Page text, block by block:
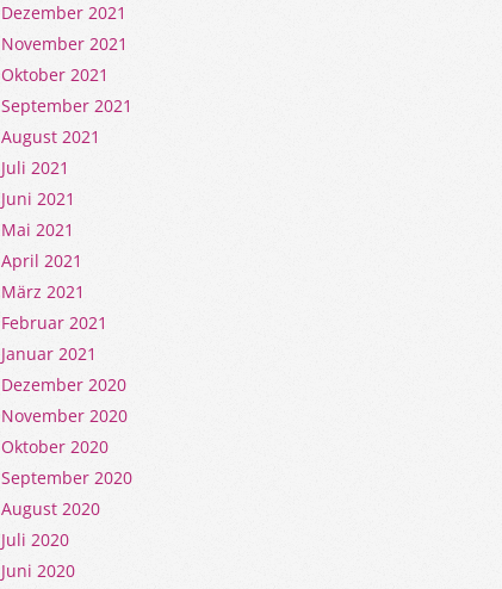
Dezember 2021
November 2021
Oktober 2021
September 2021
August 2021
Juli 2021
Juni 2021
Mai 2021
April 2021
März 2021
Februar 2021
Januar 2021
Dezember 2020
November 2020
Oktober 2020
September 2020
August 2020
Juli 2020
Juni 2020